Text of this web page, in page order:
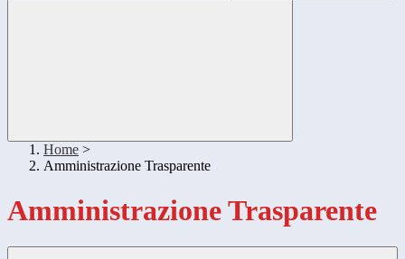
Home >
Amministrazione Trasparente
Amministrazione Trasparente